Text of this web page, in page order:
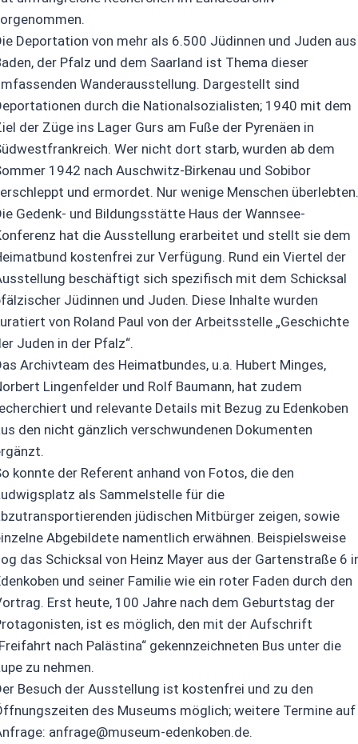
Deportation von mehr als 6.500 Jüdinnen und Juden aus
der Pfalz und dem Saarland ist Thema dieser
Wanderausstellung. Dargestellt sind
durch die Nationalsozialisten; 1940 mit dem
der Züge ins Lager Gurs am Fuße der Pyrenäen in
Wer nicht dort starb, wurden ab dem
1942 nach Auschwitz-Birkenau und Sobibor
und ermordet. Nur wenige Menschen überlebten.
Gedenk- und Bildungsstätte Haus der Wannsee-
hat die Ausstellung erarbeitet und stellt sie dem
kostenfrei zur Verfügung. Rund ein Viertel der
beschäftigt sich spezifisch mit dem Schicksal
Jüdinnen und Juden. Diese Inhalte wurden
von Roland Paul von der Arbeitsstelle „Geschichte
Juden in der Pfalz“.
Archivteam des Heimatbundes, u.a. Hubert Minges,
Lingenfelder und Rolf Baumann, hat zudem
und relevante Details mit Bezug zu Edenkoben
den nicht gänzlich verschwundenen Dokumenten
konnte der Referent anhand von Fotos, die den
als Sammelstelle für die
jüdischen Mitbürger zeigen, sowie
Abgebildete namentlich erwähnen. Beispielsweise
das Schicksal von Heinz Mayer aus der Gartenstraße 6
und seiner Familie wie ein roter Faden durch den
Erst heute, 100 Jahre nach dem Geburtstag der
ist es möglich, den mit der Aufschrift
nach Palästina“ gekennzeichneten Bus unter die
zu nehmen.
Besuch der Ausstellung ist kostenfrei und zu den
des Museums möglich; weitere Termine auf
anfrage@museum-edenkoben.de.